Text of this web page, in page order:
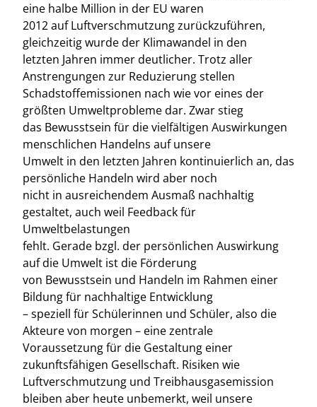
eine halbe Million in der EU waren
2012 auf Luftverschmutzung zurückzuführen,
gleichzeitig wurde der Klimawandel in den
letzten Jahren immer deutlicher. Trotz aller
Anstrengungen zur Reduzierung stellen
Schadstoffemissionen nach wie vor eines der
größten Umweltprobleme dar. Zwar stieg
das Bewusstsein für die vielfältigen Auswirkungen
menschlichen Handelns auf unsere
Umwelt in den letzten Jahren kontinuierlich an, das
persönliche Handeln wird aber noch
nicht in ausreichendem Ausmaß nachhaltig
gestaltet, auch weil Feedback für
Umweltbelastungen
fehlt. Gerade bzgl. der persönlichen Auswirkung
auf die Umwelt ist die Förderung
von Bewusstsein und Handeln im Rahmen einer
Bildung für nachhaltige Entwicklung
– speziell für Schülerinnen und Schüler, also die
Akteure von morgen – eine zentrale
Voraussetzung für die Gestaltung einer
zukunftsfähigen Gesellschaft. Risiken wie
Luftverschmutzung und Treibhausgasemission
bleiben aber heute unbemerkt, weil unsere